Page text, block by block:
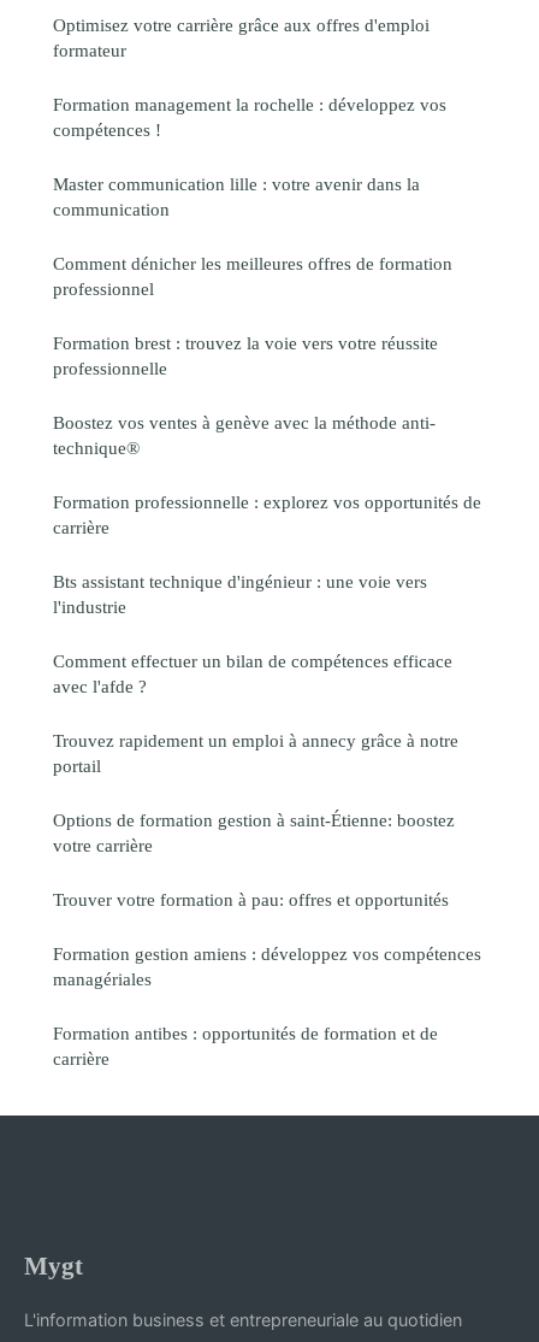
Optimisez votre carrière grâce aux offres d'emploi
formateur
Formation management la rochelle : développez vos
compétences !
Master communication lille : votre avenir dans la
communication
Comment dénicher les meilleures offres de formation
professionnel
Formation brest : trouvez la voie vers votre réussite
professionnelle
Boostez vos ventes à genève avec la méthode anti-
technique®
Formation professionnelle : explorez vos opportunités de
carrière
Bts assistant technique d'ingénieur : une voie vers
l'industrie
Comment effectuer un bilan de compétences efficace
avec l'afde ?
Trouvez rapidement un emploi à annecy grâce à notre
portail
Options de formation gestion à saint-Étienne: boostez
votre carrière
Trouver votre formation à pau: offres et opportunités
Formation gestion amiens : développez vos compétences
managériales
Formation antibes : opportunités de formation et de
carrière
Mygt
L'information business et entrepreneuriale au quotidien